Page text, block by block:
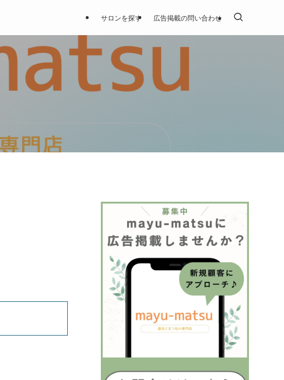
サロンを探す 広告掲載の問い合わせ